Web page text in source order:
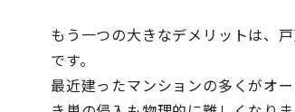
もう一つの大きなデメリットは、
です。
最近建ったマンションの多くがオ